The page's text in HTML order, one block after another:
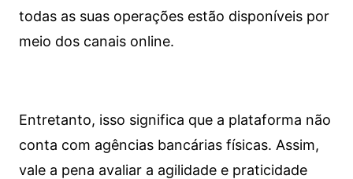
todas as suas operações estão disponíveis por
meio dos canais online.
Entretanto, isso significa que a plataforma não
conta com agências bancárias físicas. Assim,
vale a pena avaliar a agilidade e praticidade